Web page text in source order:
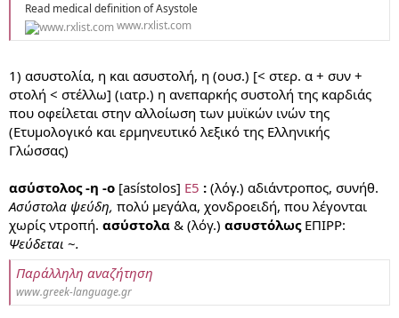
Read medical definition of Asystole
www.rxlist.com
1) ασυστολία, η και ασυστολή, η (ουσ.) [< στερ. α + συν +
στολή < στέλλω] (ιατρ.) η ανεπαρκής συστολή της καρδιάς
που οφείλεται στην αλλοίωση των μυϊκών ινών της
(Ετυμολογικό και ερμηνευτικό λεξικό της Ελληνικής
Γλώσσας)
ασύστολος -η -ο [asístolos] Ε5 : (λόγ.) αδιάντροπος, συνήθ.
Aσύστολα ψεύδη, πολύ μεγάλα, χονδροειδή, που λέγονται
χωρίς ντροπή. ασύστολα & (λόγ.) ασυστόλωςΕΠIΡΡ:
Ψεύδεται ~.
Παράλληλη αναζήτηση
www.greek-language.gr